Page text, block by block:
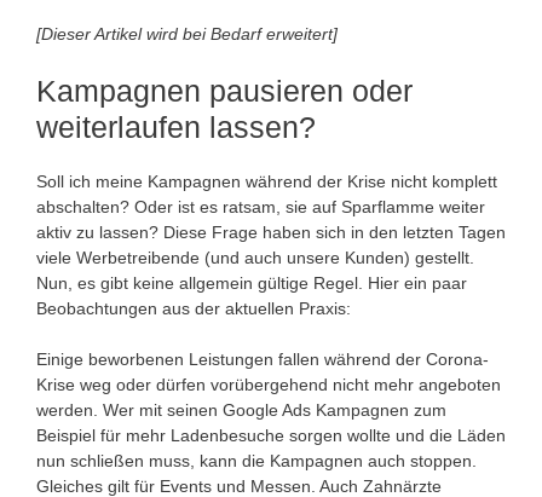
[Dieser Artikel wird bei Bedarf erweitert]
Kampagnen pausieren oder
weiterlaufen lassen?
Soll ich meine Kampagnen während der Krise nicht komplett
abschalten? Oder ist es ratsam, sie auf Sparflamme weiter
aktiv zu lassen? Diese Frage haben sich in den letzten Tagen
viele Werbetreibende (und auch unsere Kunden) gestellt.
Nun, es gibt keine allgemein gültige Regel. Hier ein paar
Beobachtungen aus der aktuellen Praxis:
Einige beworbenen Leistungen fallen während der Corona-
Krise weg oder dürfen vorübergehend nicht mehr angeboten
werden. Wer mit seinen Google Ads Kampagnen zum
Beispiel für mehr Ladenbesuche sorgen wollte und die Läden
nun schließen muss, kann die Kampagnen auch stoppen.
Gleiches gilt für Events und Messen. Auch Zahnärzte